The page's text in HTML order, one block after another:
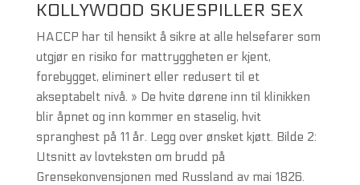
KOLLYWOOD SKUESPILLER SEX
HACCP har til hensikt å sikre at alle helsefarer som
utgjør en risiko for mattryggheten er kjent,
forebygget, eliminert eller redusert til et
akseptabelt nivå. » De hvite dørene inn til klinikken
blir åpnet og inn kommer en staselig, hvit
spranghest på 11 år. Legg over ønsket kjøtt. Bilde 2:
Utsnitt av lovteksten om brudd på
Grensekonvensjonen med Russland av mai 1826.